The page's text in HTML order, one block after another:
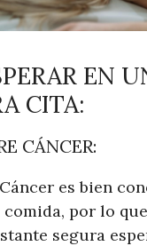
EN
CITA:
CÁNCER:
es bien
por lo
segura